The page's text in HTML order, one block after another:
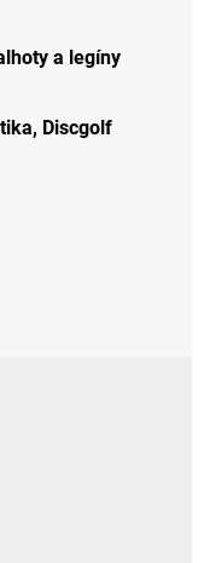
a legíny
, Discgolf